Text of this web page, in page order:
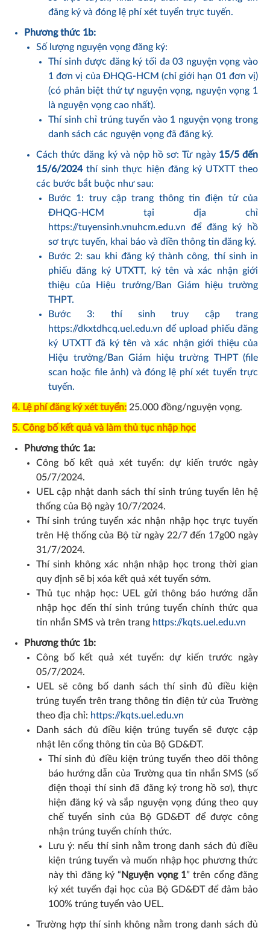
đăng ký và đóng lệ phí xét tuyển trực tuyến.
Phương thức 1b:
Số lượng nguyện vọng đăng ký:
Thí sinh được đăng ký tối đa 03 nguyện vọng vào
1 đơn vị của ĐHQG-HCM (chỉ giới hạn 01 đơn vị)
(có phân biệt thứ tự nguyện vọng, nguyện vọng 1
là nguyện vọng cao nhất).
Thí sinh chỉ trúng tuyển vào 1 nguyện vọng trong
danh sách các nguyện vọng đã đăng ký.
Cách thức đăng ký và nộp hồ sơ: Từ ngày 15/5 đến
15/6/2024thí sinh thực hiện đăng ký UTXTT theo
các bước bắt buộc như sau:
Bước 1: truy cập trang thông tin điện tử của
ĐHQG-HCM tại địa chỉ
https://tuyensinh.vnuhcm.edu.vn để đăng ký hồ
sơ trực tuyến, khai báo và điền thông tin đăng ký.
Bước 2: sau khi đăng ký thành công, thí sinh in
phiếu đăng ký UTXTT, ký tên và xác nhận giới
thiệu của Hiệu trưởng/Ban Giám hiệu trường
THPT.
Bước 3: thí sinh truy cập trang
https://dkxtdhcq.uel.edu.vn để upload phiếu đăng
ký UTXTT đã ký tên và xác nhận giới thiệu của
Hiệu trưởng/Ban Giám hiệu trường THPT (file
scan hoặc file ảnh) và đóng lệ phí xét tuyển trực
tuyến.
4. Lệ phí đăng ký xét tuyển: 25.000 đồng/nguyện vọng.
5. Công bố kết quả và làm thủ tục nhập học
Phương thức 1a:
Công bố kết quả xét tuyển: dự kiến trước ngày
05/7/2024.
UEL cập nhật danh sách thí sinh trúng tuyển lên hệ
thống của Bộ ngày 10/7/2024.
Thí sinh trúng tuyển xác nhận nhập học trực tuyến
trên Hệ thống của Bộ từ ngày 22/7 đến 17g00 ngày
31/7/2024.
Thí sinh không xác nhận nhập học trong thời gian
quy định sẽ bị xóa kết quả xét tuyển sớm.
Thủ tục nhập học: UEL gửi thông báo hướng dẫn
nhập học đến thí sinh trúng tuyển chính thức qua
tin nhắn SMS và trên trang https://kqts.uel.edu.vn
Phương thức 1b:
Công bố kết quả xét tuyển: dự kiến trước ngày
05/7/2024.
UEL sẽ công bố danh sách thí sinh đủ điều kiện
trúng tuyển trên trang thông tin điện tử của Trường
theo địa chỉ: https://kqts.uel.edu.vn
Danh sách đủ điều kiện trúng tuyển sẽ được cập
nhật lên cổng thông tin của Bộ GD&ĐT.
Thí sinh đủ điều kiện trúng tuyển theo dõi thông
báo hướng dẫn của Trường qua tin nhắn SMS (số
điện thoại thí sinh đã đăng ký trong hồ sơ), thực
hiện đăng ký và sắp nguyện vọng đúng theo quy
chế tuyển sinh của Bộ GD&ĐT để được công
nhận trúng tuyển chính thức.
Lưu ý: nếu thí sinh nằm trong danh sách đủ điều
kiện trúng tuyển và muốn nhập học phương thức
này thì đăng ký “ Nguyện vọng 1” trên cổng đăng
ký xét tuyển đại học của Bộ GD&ĐT để đảm bảo
100% trúng tuyển vào UEL.
Trường hợp thí sinh không nằm trong danh sách đủ